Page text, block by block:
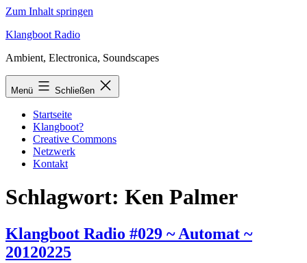
Zum Inhalt springen
Klangboot Radio
Ambient, Electronica, Soundscapes
Menü Schließen
Startseite
Klangboot?
Creative Commons
Netzwerk
Kontakt
Schlagwort: Ken Palmer
Klangboot Radio #029 ~ Automat ~
20120225